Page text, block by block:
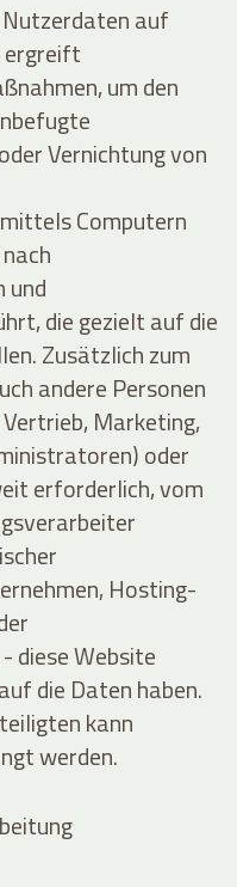
auf
ergreift
um den
Vernichtung von
Computern
und
die gezielt auf die
Zusätzlich zum
andere Personen
Marketing,
oder
erforderlich, vom
Hosting-
diese Website
die Daten haben.
kann
werden.